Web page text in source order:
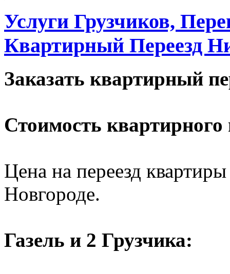
Услуги Грузчиков,
Квартирный Переезд
Заказать квартирный
Стоимость квартирного
Цена на переезд
Новгороде.
Газель и 2 Грузчика: